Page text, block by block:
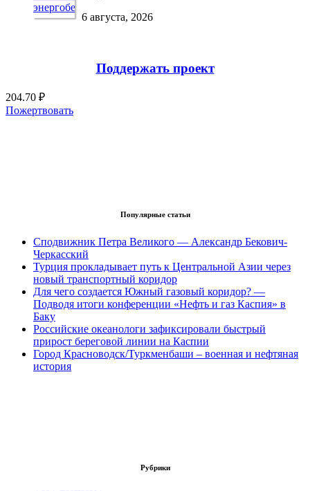
6 августа, 2026
Поддержать проект
204.70 ₽
Пожертвовать
Популярные статьи
Сподвижник Петра Великого — Александр Бекович-
Черкасский
Турция прокладывает путь к Центральной Азии через
новый транспортный коридор
Для чего создается Южный газовый коридор? —
Подводя итоги конференции «Нефть и газ Каспия» в
Баку
Российские океанологи зафиксировали быстрый
прирост береговой линии на Каспии
Город Красноводск/Туркменбаши – военная и нефтяная
история
Рубрики